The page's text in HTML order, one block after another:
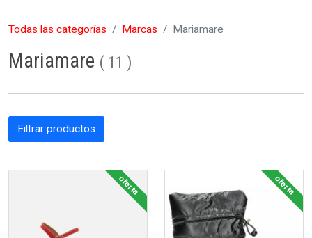
Todas las categorías Marcas Mariamare
Mariamare ( 11 )
Filtrar productos
oferta oferta